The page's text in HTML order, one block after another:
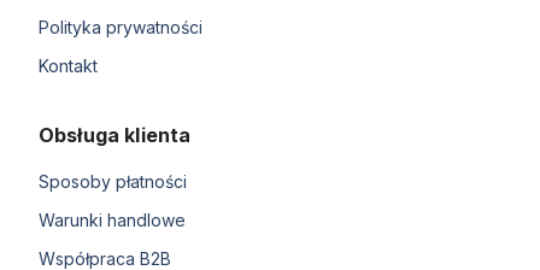
Polityka prywatności
Kontakt
Obsługa klienta
Sposoby płatności
Warunki handlowe
Współpraca B2B